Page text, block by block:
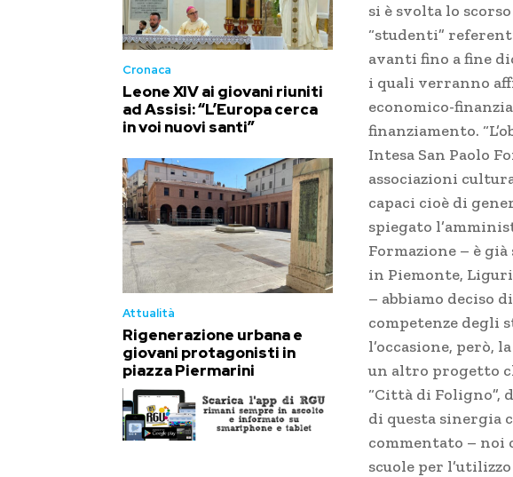
Cronaca
Leone XIV ai giovani riuniti
ad Assisi: “L’Europa cerca
in voi nuovi santi”
Attualità
Rigenerazione urbana e
giovani protagonisti in
piazza Piermarini
si è svolta lo
“studenti”
avanti fino a fine
i quali verranno
economico-
finanziamento.
Intesa San Paolo
associazioni
capaci cioè di
spiegato
Formazione – è
in Piemonte,
– abbiamo deciso
competenze degli
l’occasione, però,
un altro progetto
“Città di Foligno”,
di questa sinergia
commentato – noi
scuole per